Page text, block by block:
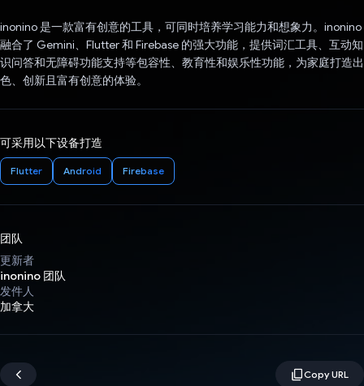
inonino 是一款富有创意的工具，可同时培养学习能力和想象力。inonino
融合了 Gemini、Flutter 和 Firebase 的强大功能，提供词汇工具、互动知
识问答和无障碍功能支持等包容性、教育性和娱乐性功能，为家庭打造出
色、创新且富有创意的体验。
可采用以下设备打造
Flutter Android Firebase
团队
更新者
inonino 团队
发件人
加拿大